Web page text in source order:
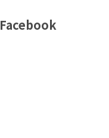
Facebook